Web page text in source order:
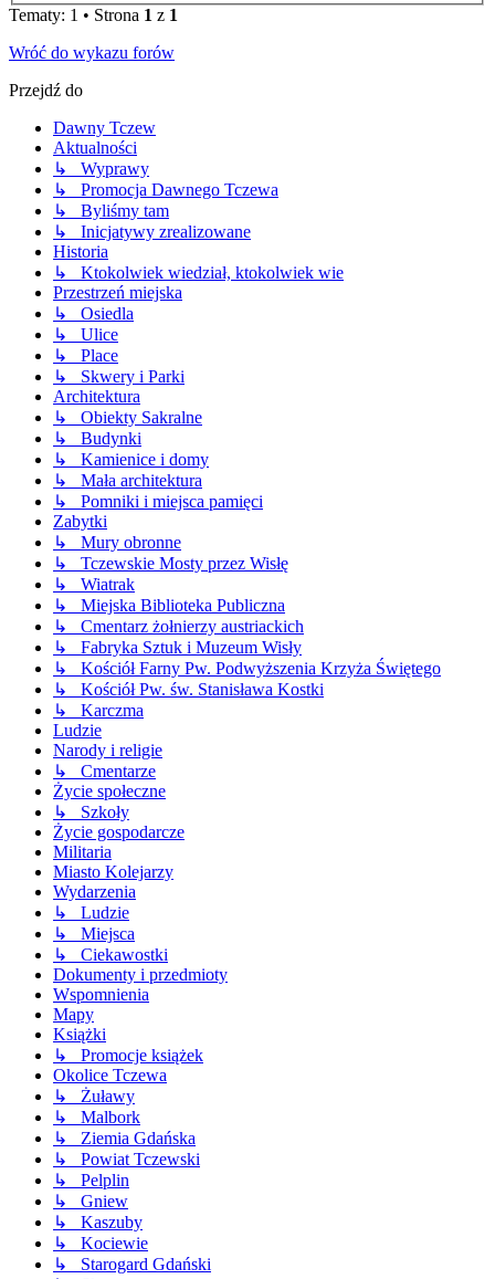
Tematy: 1 • Strona 1 z 1
Wróć do wykazu forów
Przejdź do
Dawny Tczew
Aktualności
↳ Wyprawy
↳ Promocja Dawnego Tczewa
↳ Byliśmy tam
↳ Inicjatywy zrealizowane
Historia
↳ Ktokolwiek wiedział, ktokolwiek wie
Przestrzeń miejska
↳ Osiedla
↳ Ulice
↳ Place
↳ Skwery i Parki
Architektura
↳ Obiekty Sakralne
↳ Budynki
↳ Kamienice i domy
↳ Mała architektura
↳ Pomniki i miejsca pamięci
Zabytki
↳ Mury obronne
↳ Tczewskie Mosty przez Wisłę
↳ Wiatrak
↳ Miejska Biblioteka Publiczna
↳ Cmentarz żołnierzy austriackich
↳ Fabryka Sztuk i Muzeum Wisły
↳ Kościół Farny Pw. Podwyższenia Krzyża Świętego
↳ Kościół Pw. św. Stanisława Kostki
↳ Karczma
Ludzie
Narody i religie
↳ Cmentarze
Życie społeczne
↳ Szkoły
Życie gospodarcze
Militaria
Miasto Kolejarzy
Wydarzenia
↳ Ludzie
↳ Miejsca
↳ Ciekawostki
Dokumenty i przedmioty
Wspomnienia
Mapy
Książki
↳ Promocje książek
Okolice Tczewa
↳ Żuławy
↳ Malbork
↳ Ziemia Gdańska
↳ Powiat Tczewski
↳ Pelplin
↳ Gniew
↳ Kaszuby
↳ Kociewie
↳ Starogard Gdański